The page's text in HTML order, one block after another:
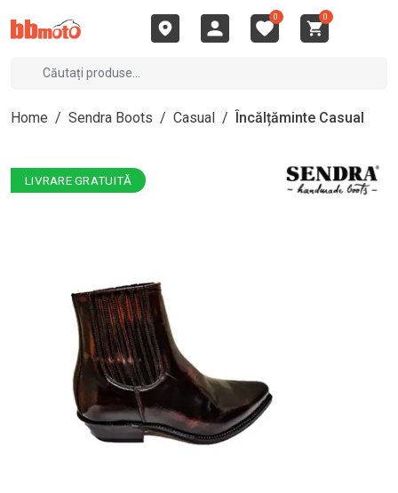
0 0
Home / Sendra Boots / Casual / Încălțăminte Casual
LIVRARE GRATUITĂ